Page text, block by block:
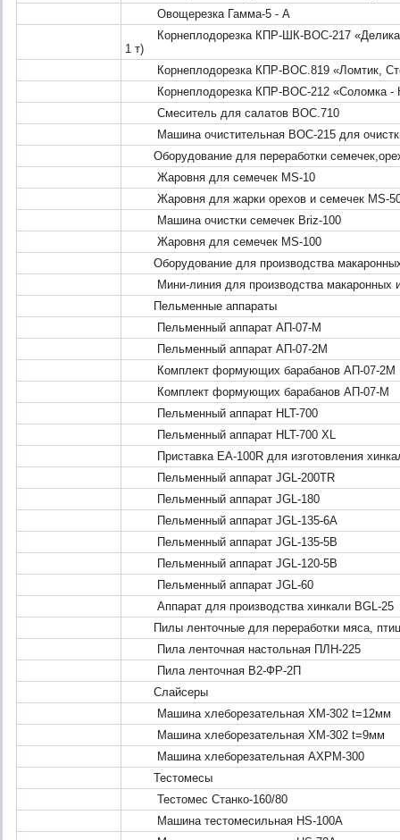
Овощерезка Гамма-5 - А
Корнеплодорезка КПР-ШК-ВОС-217
1 т)
Корнеплодорезка КПР-ВОС.819 «Ломтик,
Корнеплодорезка КПР-ВОС-212 «Соломка -
Смеситель для салатов ВОС.710
Машина очистительная ВОС-215 для очистки
Оборудование для переработки
Жаровня для семечек MS-10
Жаровня для жарки орехов и семечек MS-
Машина очистки семечек Briz-100
Жаровня для семечек MS-100
Оборудование для производства
Мини-линия для производства макаронных
Пельменные аппараты
Пельменный аппарат АП-07-М
Пельменный аппарат АП-07-2М
Комплект формующих барабанов АП-07-2М
Комплект формующих барабанов АП-07-М
Пельменный аппарат HLT-700
Пельменный аппарат HLT-700 XL
Приставка ЕА-100R для изготовления
Пельменный аппарат JGL-200TR
Пельменный аппарат JGL-180
Пельменный аппарат JGL-135-6A
Пельменный аппарат JGL-135-5B
Пельменный аппарат JGL-120-5В
Пельменный аппарат JGL-60
Аппарат для производства хинкали BGL-25
Пилы ленточные для переработки мяса,
Пила ленточная настольная ПЛН-225
Пила ленточная В2-ФР-2П
Слайсеры
Машина хлеборезательная ХМ-302 t=12мм
Машина хлеборезательная ХМ-302 t=9мм
Машина хлеборезательная АХРМ-300
Тестомесы
Тестомес Станко-160/80
Машина тестомесильная HS-100A